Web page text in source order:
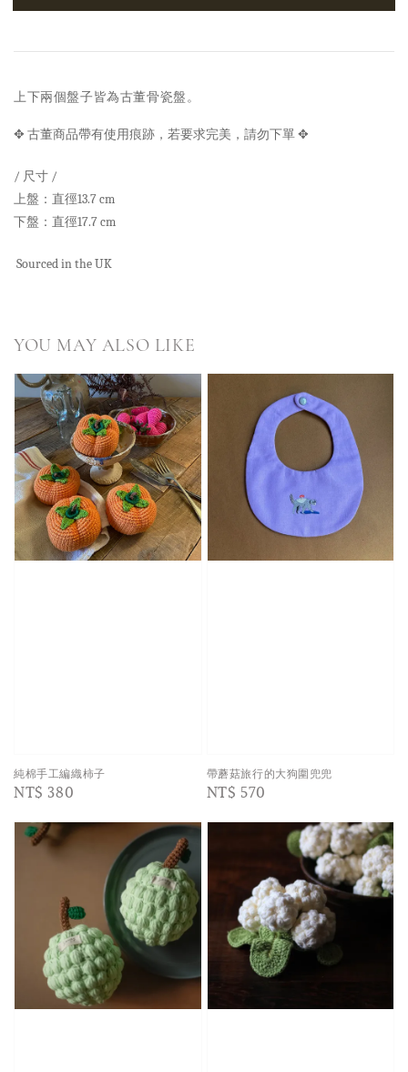
上下兩個盤子皆為古董骨瓷盤。
✥ 古董商品帶有使用痕跡，若要求完美，請勿下單✥
/ 尺寸 /
上盤：直徑13.7 cm
下盤： 直徑17.7 cm
Sourced in the UK
YOU MAY ALSO LIKE
純棉手工編織柿子
Regular
NT$ 380
帶蘑菇旅行的大狗圍兜兜
Regular
NT$ 570